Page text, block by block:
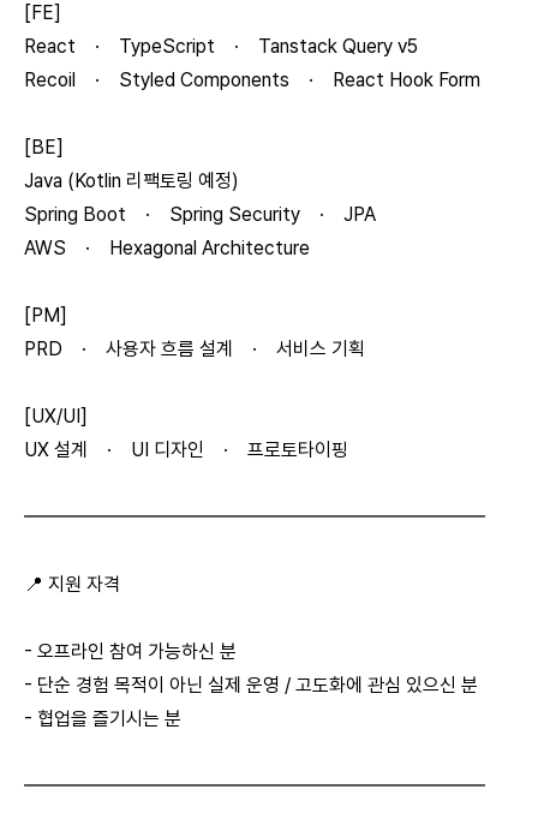
[FE]
React · TypeScript · Tanstack Query v5
Recoil · Styled Components · React Hook Form
[BE]
Java (Kotlin 리팩토링 예정)
Spring Boot · Spring Security · JPA
AWS · Hexagonal Architecture
[PM]
PRD · 사용자 흐름 설계 · 서비스 기획
[UX/UI]
UX 설계 · UI 디자인 · 프로토타이핑
━━━━━━━━━━━━━━━━━━━━━━━━
📍 지원 자격
- 오프라인 참여 가능하신 분
- 단순 경험 목적이 아닌 실제 운영 / 고도화에 관심 있으신 분
- 협업을 즐기시는 분
━━━━━━━━━━━━━━━━━━━━━━━━